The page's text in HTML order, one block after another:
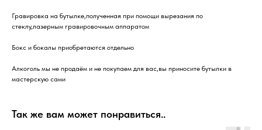
Гравировка на бутылке,полученная при помощи вырезания по
стеклу,лазерным гравировочным аппаратом
Бокс и бокалы приобретаются отдельно
Алкоголь мы не продаём и не покупаем для вас,вы приносите бутылки в
мастерскую сами
Так же вам может понравиться..